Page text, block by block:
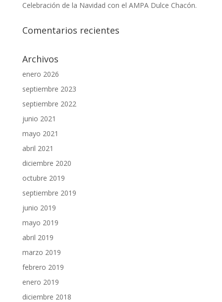
Celebración de la Navidad con el AMPA Dulce Chacón.
Comentarios recientes
Archivos
enero 2026
septiembre 2023
septiembre 2022
junio 2021
mayo 2021
abril 2021
diciembre 2020
octubre 2019
septiembre 2019
junio 2019
mayo 2019
abril 2019
marzo 2019
febrero 2019
enero 2019
diciembre 2018